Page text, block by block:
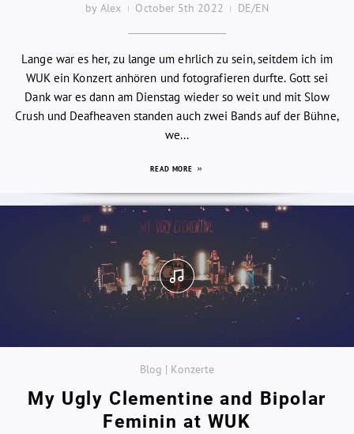
by Alex October 5th 2022 DE/EN
Lange war es her, zu lange um ehrlich zu sein, seitdem ich im
WUK ein Konzert anhören und fotografieren durfte. Gott sei
Dank war es dann am Dienstag wieder so weit und mit Slow
Crush und Deafheaven standen auch zwei Bands auf der Bühne,
we...
READ MORE
Blog | Konzerte
My Ugly Clementine and Bipolar
Feminin at WUK